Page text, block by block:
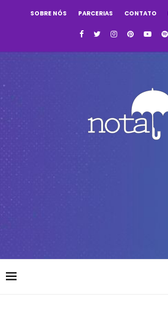
SOBRE NÓS PARCERIAS CONTATO